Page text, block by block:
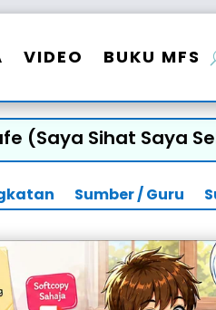
VIDEO BUKU MFS
(Saya Sihat Saya
Sumber / Guru